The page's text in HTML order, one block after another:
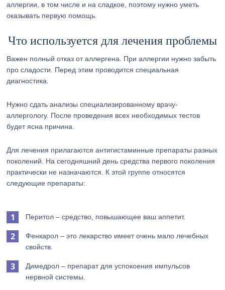
аллергии, в том числе и на сладкое, поэтому нужно уметь
оказывать первую помощь.
Что используется для лечения проблемы
Важен полный отказ от аллергена. При аллергии нужно забыть
про сладости. Перед этим проводится специальная
диагностика.
Нужно сдать анализы специализированному врачу-
аллергологу. После проведения всех необходимых тестов
будет ясна причина.
Для лечения прилагаются антигистаминные препараты разных
поколений. На сегодняшний день средства первого поколения
практически не назначаются. К этой группе относятся
следующие препараты:
Перитол – средство, повышающее ваш аппетит.
Фенкарол – это лекарство имеет очень мало лечебных
свойств.
Димедрол – препарат для успокоения импульсов
нервной системы.